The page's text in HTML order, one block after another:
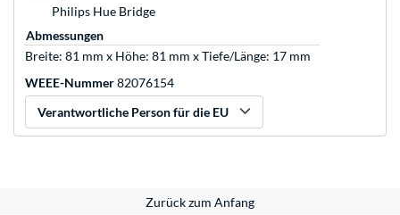
Philips Hue Bridge
Abmessungen
Breite: 81 mm x Höhe: 81 mm x Tiefe/Länge: 17 mm
WEEE-Nummer82076154
Verantwortliche Person für die EU
Zurück zum Anfang